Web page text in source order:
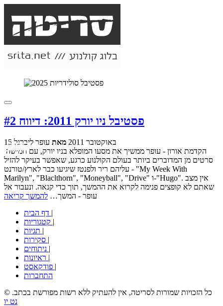
פסטיבל ניו יורק 2011: דיווח #2
15 באוקטובר 2011 מאת עופר ליברגל
סרטים מן המדוברים ביותר בעולם הקולנוע כרגע, שאפשר בעיקר להזיל
עליהם ריר ולפנטז שיגיעו כבר לארץ/טורנט - "My Week With
Marilyn", "Blaclthorn", "Moneyball", "Drive" ו-"Hugo". אין מצב
שאתם לא קופצים פנימה לקרוא את ההמשך, תוך כדי קנאה. ונעבור אל
עופר - המשך… להמשך קריאה
|
|
|
|
|
|
|
התחברות
© כל הזכויות שמורות לסריטה, אין להעתיק ללא רשות מפורשת בכתב.
נט יו